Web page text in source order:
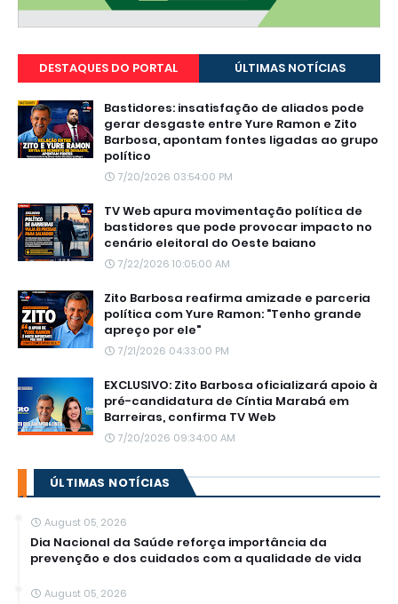
DESTAQUES DO PORTAL ÚLTIMAS NOTÍCIAS
Bastidores: insatisfação de aliados pode
gerar desgaste entre Yure Ramon e Zito
Barbosa, apontam fontes ligadas ao grupo
político
7/20/2026 03:54:00 PM
TV Web apura movimentação política de
bastidores que pode provocar impacto no
cenário eleitoral do Oeste baiano
7/22/2026 10:05:00 AM
Zito Barbosa reafirma amizade e parceria
política com Yure Ramon: "Tenho grande
apreço por ele"
7/21/2026 04:33:00 PM
EXCLUSIVO: Zito Barbosa oficializará apoio à
pré-candidatura de Cíntia Marabá em
Barreiras, confirma TV Web
7/20/2026 09:34:00 AM
ÚLTIMAS NOTÍCIAS
August 05, 2026
Dia Nacional da Saúde reforça importância da
prevenção e dos cuidados com a qualidade de vida
August 05, 2026